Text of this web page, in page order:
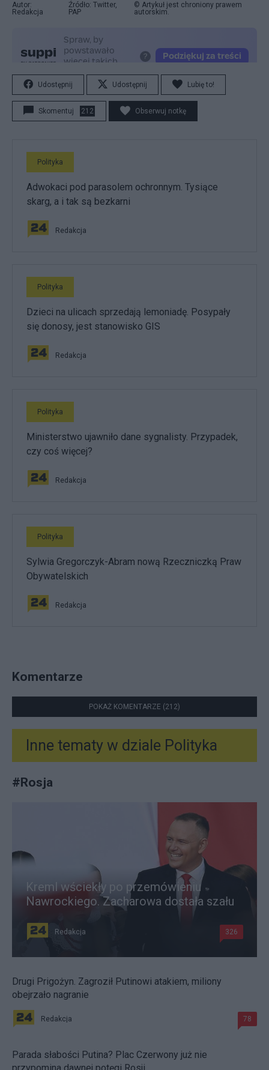
Autor:
Redakcja
Źródło: Twitter,
PAP
© Artykuł jest chroniony prawem
autorskim.
Udostępnij Udostępnij Lubię to!
Skomentuj 212 Obserwuj notkę
Polityka
Adwokaci pod parasolem ochronnym. Tysiące
skarg, a i tak są bezkarni
Redakcja
Polityka
Dzieci na ulicach sprzedają lemoniadę. Posypały
się donosy, jest stanowisko GIS
Redakcja
Polityka
Ministerstwo ujawniło dane sygnalisty. Przypadek,
czy coś więcej?
Redakcja
Polityka
Sylwia Gregorczyk-Abram nową Rzeczniczką Praw
Obywatelskich
Redakcja
Komentarze
POKAŻ KOMENTARZE (212)
Inne tematy w dziale Polityka
#Rosja
Kreml wściekły po przemówieniu
Nawrockiego. Zacharowa dostała szału
Redakcja 326
Drugi Prigożyn. Zagroził Putinowi atakiem, miliony
obejrzało nagranie
Redakcja 78
Parada słabości Putina? Plac Czerwony już nie